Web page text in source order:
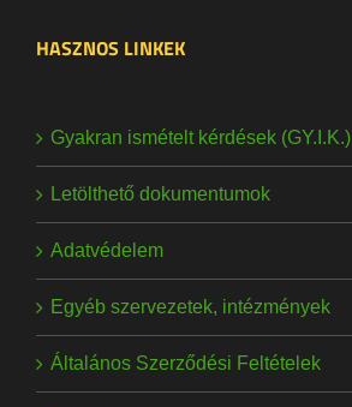
HASZNOS LINKEK
Gyakran ismételt kérdések (GY.I.K.)
Letölthető dokumentumok
Adatvédelem
Egyéb szervezetek, intézmények
Általános Szerződési Feltételek